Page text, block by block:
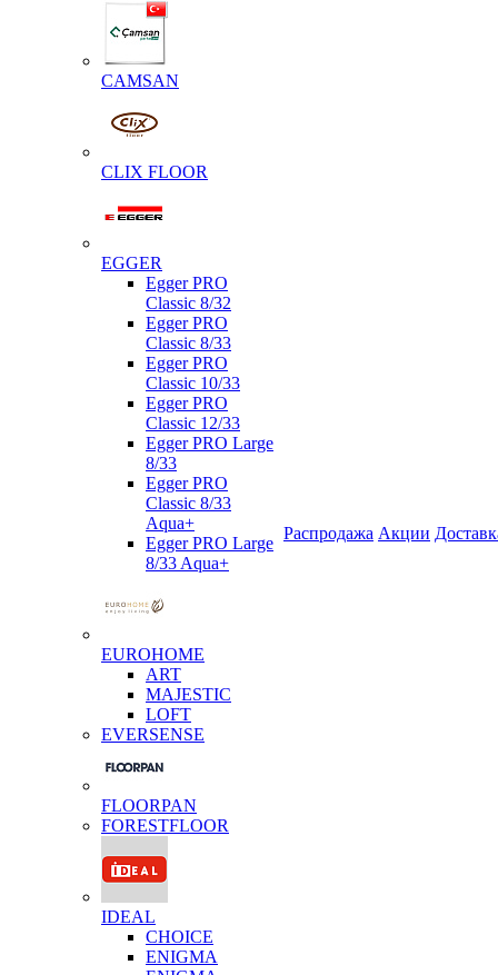
CAMSAN
CLIX FLOOR
EGGER
Egger PRO
Classic 8/32
Egger PRO
Classic 8/33
Egger PRO
Classic 10/33
Egger PRO
Classic 12/33
Egger PRO Large
8/33
Egger PRO
Classic 8/33
Aqua+
Egger PRO Large
8/33 Aqua+
EUROHOME
ART
MAJESTIC
LOFT
EVERSENSE
FLOORPAN
FORESTFLOOR
IDEAL
CHOICE
ENIGMA
Распродажа Акции